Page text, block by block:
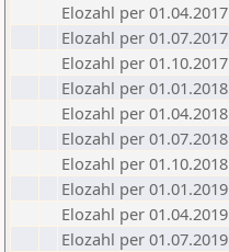
Elozahl per 01.04.2017
Elozahl per 01.07.2017
Elozahl per 01.10.2017
Elozahl per 01.01.2018
Elozahl per 01.04.2018
Elozahl per 01.07.2018
Elozahl per 01.10.2018
Elozahl per 01.01.2019
Elozahl per 01.04.2019
Elozahl per 01.07.2019